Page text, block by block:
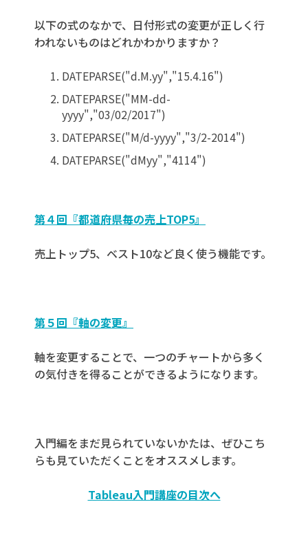
以下の式のなかで、日付形式の変更が正しく行
われないものはどれかわかりますか？
DATEPARSE("d.M.yy","15.4.16")
DATEPARSE("MM-dd-
yyyy","03/02/2017")
DATEPARSE("M/d-yyyy","3/2-2014")
DATEPARSE("dMyy","4114")
第４回『都道府県毎の売上TOP5』
売上トップ5、ベスト10など良く使う機能です。
第５回『軸の変更』
軸を変更することで、一つのチャートから多く
の気付きを得ることができるようになります。
入門編をまだ見られていないかたは、ぜひこち
らも見ていただくことをオススメします。
Tableau入門講座の目次へ